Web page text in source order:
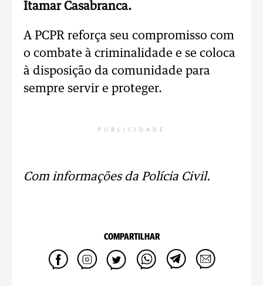
Itamar Casabranca.
A PCPR reforça seu compromisso com
o combate à criminalidade e se coloca
à disposição da comunidade para
sempre servir e proteger.
PUBLICIDADE
Com informações da Polícia Civil.
COMPARTILHAR